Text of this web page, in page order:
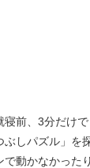
寝前、3分だけ
ぶしパズル」を
で動かなかった